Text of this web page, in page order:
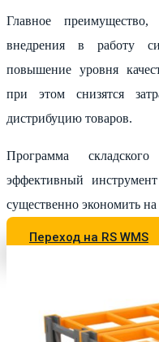
Главное
внедрения в работу
повышение уровня
при этом снизятся
дистрибуцию товаров.
Программа
эффективный
существенно экономить
Переход на RS WMS